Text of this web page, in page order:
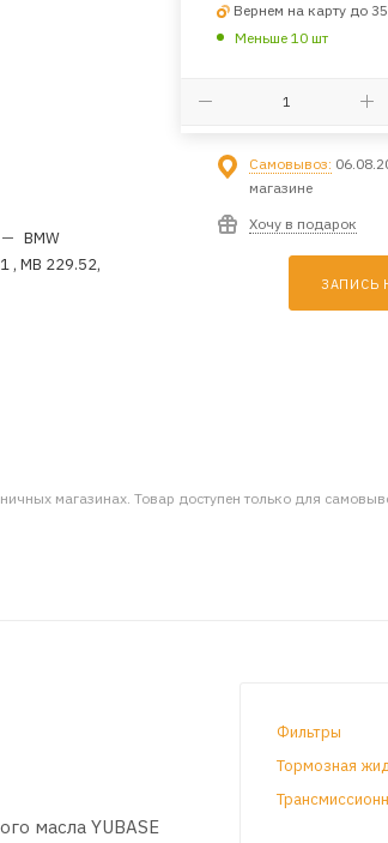
— BMW
, MB 229.52,
Вернем на карту до
Меньше 10 шт
Самовывоз:
магазине
Хочу в подарок
ЗАПИСЬ
магазинах. Товар доступен только для
масла YUBASE
Фильтры
Тормозная